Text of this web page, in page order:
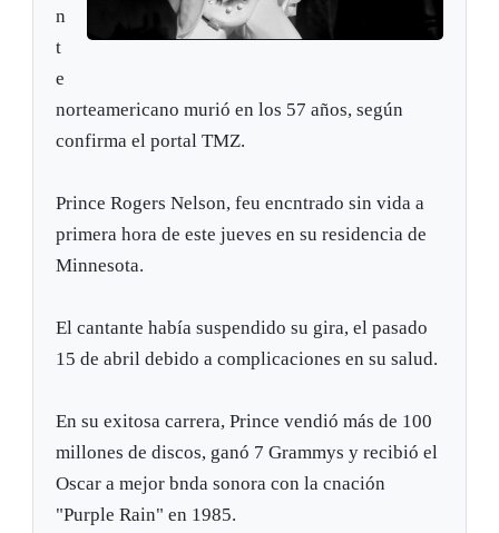
n
t
e
norteamericano murió en los 57 años, según
confirma el portal TMZ.
Prince Rogers Nelson, feu encntrado sin vida a
primera hora de este jueves en su residencia de
Minnesota.
El cantante había suspendido su gira, el pasado
15 de abril debido a complicaciones en su salud.
En su exitosa carrera, Prince vendió más de 100
millones de discos, ganó 7 Grammys y recibió el
Oscar a mejor bnda sonora con la cnación
"Purple Rain" en 1985.